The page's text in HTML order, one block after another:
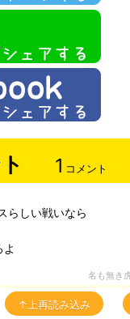
1 コメント
らしい戦いなら
名も無き
↑上再読み込み